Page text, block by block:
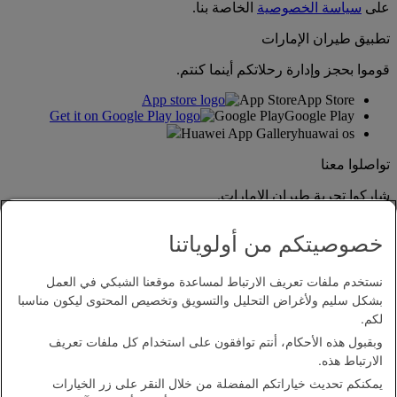
على سياسة الخصوصية الخاصة بنا.
تطبيق طيران الإمارات
قوموا بحجز وإدارة رحلاتكم أينما كنتم.
App StoreApp Store
Google PlayGoogle Play
Huawei App Galleryhuawai os
تواصلوا معنا
شاركوا تجربة طيران الإمارات.
بيان إمكانية الدخول
اتصل بنا
سياسة الخصوصية
خصوصيتكم من أولوياتنا
نستخدم ملفات تعريف الارتباط لمساعدة موقعنا الشبكي في العمل
بشكل سليم ولأغراض التحليل والتسويق وتخصيص المحتوى ليكون مناسبا
لكم.
وبقبول هذه الأحكام، أنتم توافقون على استخدام كل ملفات تعريف
الارتباط هذه.
يمكنكم تحديث خياراتكم المفضلة من خلال النقر على زر الخيارات